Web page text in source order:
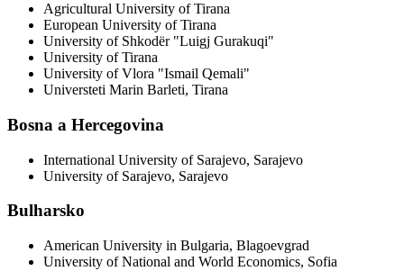
Agricultural University of Tirana
European University of Tirana
University of Shkodër "Luigj Gurakuqi"
University of Tirana
University of Vlora "Ismail Qemali"
Universteti Marin Barleti, Tirana
Bosna a Hercegovina
International University of Sarajevo, Sarajevo
University of Sarajevo, Sarajevo
Bulharsko
American University in Bulgaria, Blagoevgrad
University of National and World Economics, Sofia